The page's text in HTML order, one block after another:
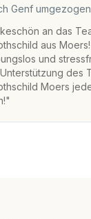
Genf umgezogen
an das
aus
und
des
Moers